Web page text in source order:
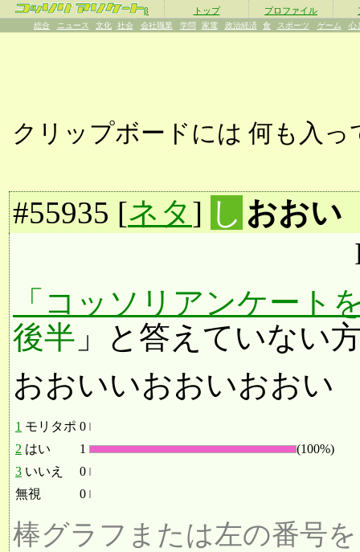
β トップ プロファイル
総合 ニュース 文化 社会 会社職業 学問 家電 政治経済 食 スポーツ ゲーム 心
クリップボードには 何も入っ
#55935 [ネタ] し おおい
「コッソリアンケート
後半 」と答えていない
おおいいおおいおおい
1 モリタポ 0
2 はい 1
(100%)
3 いいえ
0
無視
0
棒グラフまたは左の番号